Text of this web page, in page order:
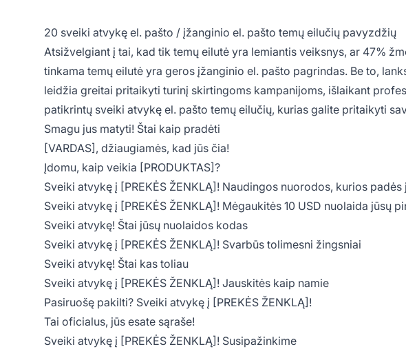
20 sveiki atvykę el. pašto / įžanginio el. pašto temų eilučių pavyzdžių
Atsižvelgiant į tai, kad tik temų eilutė yra lemiantis veiksnys, ar 47%
tinkama temų eilutė yra geros įžanginio el. pašto pagrindas. Be to,
leidžia greitai pritaikyti turinį skirtingoms kampanijoms, išlaikant
patikrintų sveiki atvykę el. pašto temų eilučių, kurias galite pritaikyti
Smagu jus matyti! Štai kaip pradėti
[VARDAS], džiaugiamės, kad jūs čia!
Įdomu, kaip veikia [PRODUKTAS]?
Sveiki atvykę į [PREKĖS ŽENKLĄ]! Naudingos nuorodos, kurios padės
Sveiki atvykę į [PREKĖS ŽENKLĄ]! Mėgaukitės 10 USD nuolaida jūsų
Sveiki atvykę! Štai jūsų nuolaidos kodas
Sveiki atvykę į [PREKĖS ŽENKLĄ]! Svarbūs tolimesni žingsniai
Sveiki atvykę! Štai kas toliau
Sveiki atvykę į [PREKĖS ŽENKLĄ]! Jauskitės kaip namie
Pasiruošę pakilti? Sveiki atvykę į [PREKĖS ŽENKLĄ]!
Tai oficialus, jūs esate sąraše!
Sveiki atvykę į [PREKĖS ŽENKLĄ]! Susipažinkime